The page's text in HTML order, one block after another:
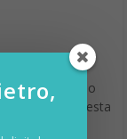
delle
lungo il ciclo
in questa
potrebbero